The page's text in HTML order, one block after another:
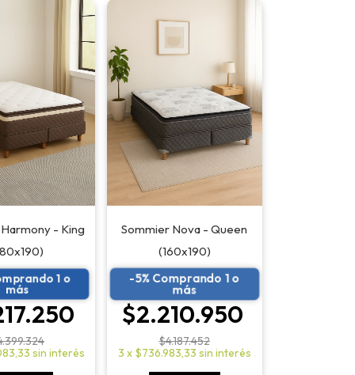
- King
1 o
más
sin interés
Sommier Nova - Queen
(160x190)
-5% Comprando 1 o
más
$2.210.950
$4.187.452
3 x $736.983,33 sin interés